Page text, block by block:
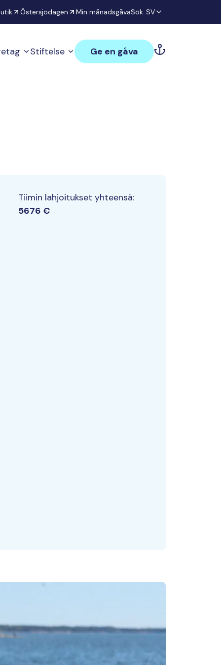
Östersjödagen Min månadsgåvaSök SV
Stiftelse Ge en gåva
Tiimin lahjoitukset yhteensä:
5676 €